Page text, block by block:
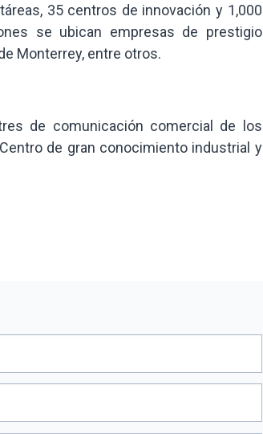
35 centros de innovación y 1,000
se ubican empresas de prestigio
Monterrey, entre otros.
de comunicación comercial de los
de gran conocimiento industrial y